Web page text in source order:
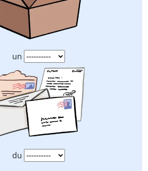
un
du